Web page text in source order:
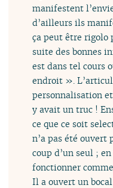
manifestent
d’ailleurs ils
ça peut être rigolo
suite des bonnes
est dans tel cours
endroit ».
personnalisation
y avait un truc !
ce que ce soit
n’a pas été ouvert
coup d’un seul ;
fonctionner
Il a ouvert un